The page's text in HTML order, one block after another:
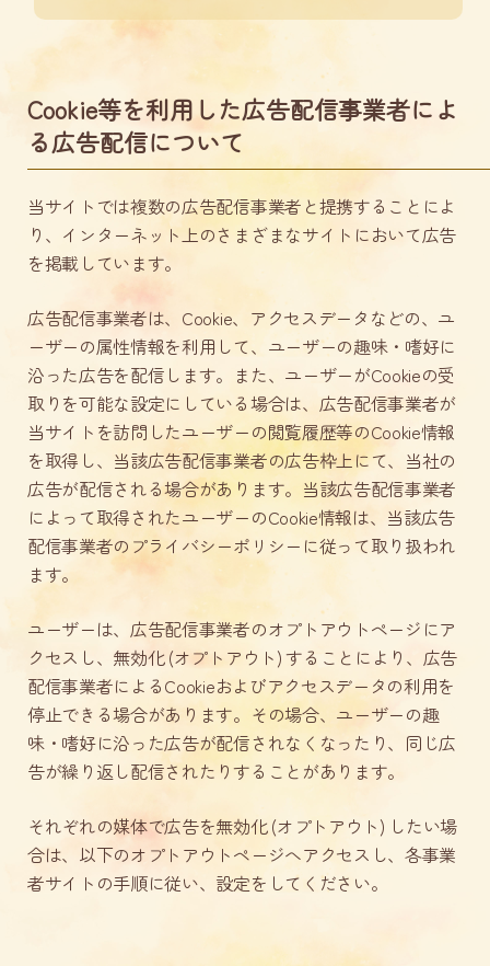
Cookie等を利用した広告配信事業者によ
る広告配信について
当サイトでは複数の広告配信事業者と提携することによ
り、インターネット上のさまざまなサイトにおいて広告
を掲載しています。
広告配信事業者は、Cookie、アクセスデータなどの、ユ
ーザーの属性情報を利用して、ユーザーの趣味・嗜好に
沿った広告を配信します。また、ユーザーがCookieの受
取りを可能な設定にしている場合は、広告配信事業者が
当サイトを訪問したユーザーの閲覧履歴等のCookie情報
を取得し、当該広告配信事業者の広告枠上にて、当社の
広告が配信される場合があります。当該広告配信事業者
によって取得されたユーザーのCookie情報は、当該広告
配信事業者のプライバシーポリシーに従って取り扱われ
ます。
ユーザーは、広告配信事業者のオプトアウトページにア
クセスし、無効化 (オプトアウト) することにより、広告
配信事業者によるCookieおよびアクセスデータの利用を
停止できる場合があります。その場合、ユーザーの趣
味・嗜好に沿った広告が配信されなくなったり、同じ広
告が繰り返し配信されたりすることがあります。
それぞれの媒体で広告を無効化 (オプトアウト) したい場
合は、以下のオプトアウトページへアクセスし、各事業
者サイトの手順に従い、設定をしてください。